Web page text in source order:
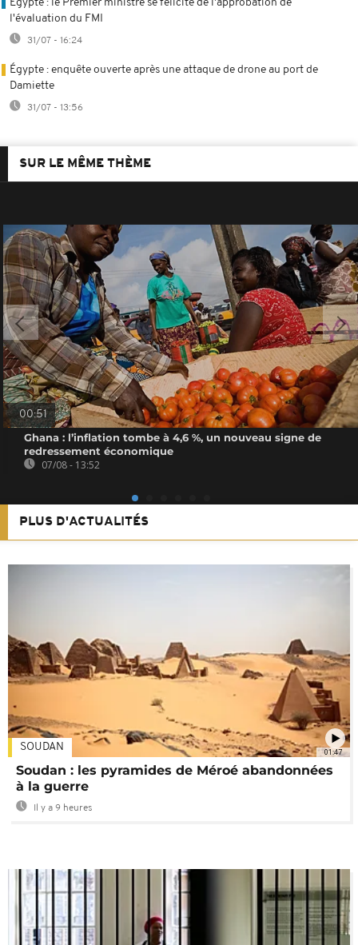
Égypte : le Premier ministre se félicite de l'approbation de
l'évaluation du FMI
31/07 - 16:24
Égypte : enquête ouverte après une attaque de drone au port de
Damiette
31/07 - 13:56
SUR LE MÊME THÈME
00:51
Ghana : l’inflation tombe à 4,6 %, un nouveau signe de
redressement économique
07/08 - 13:52
PLUS D'ACTUALITÉS
01:47
SOUDAN
Soudan : les pyramides de Méroé abandonnées
à la guerre
Il y a 9 heures